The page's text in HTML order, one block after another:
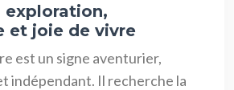
exploration,
et joie de vivre
est un signe aventurier,
indépendant. Il recherche la